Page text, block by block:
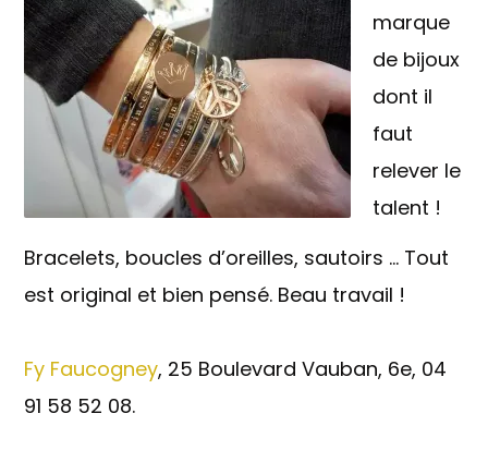
marque
de bijoux
dont il
faut
relever le
talent !
Bracelets, boucles d’oreilles, sautoirs … Tout
est original et bien pensé. Beau travail !
Fy Faucogney, 25 Boulevard Vauban, 6e, 04
91 58 52 08.